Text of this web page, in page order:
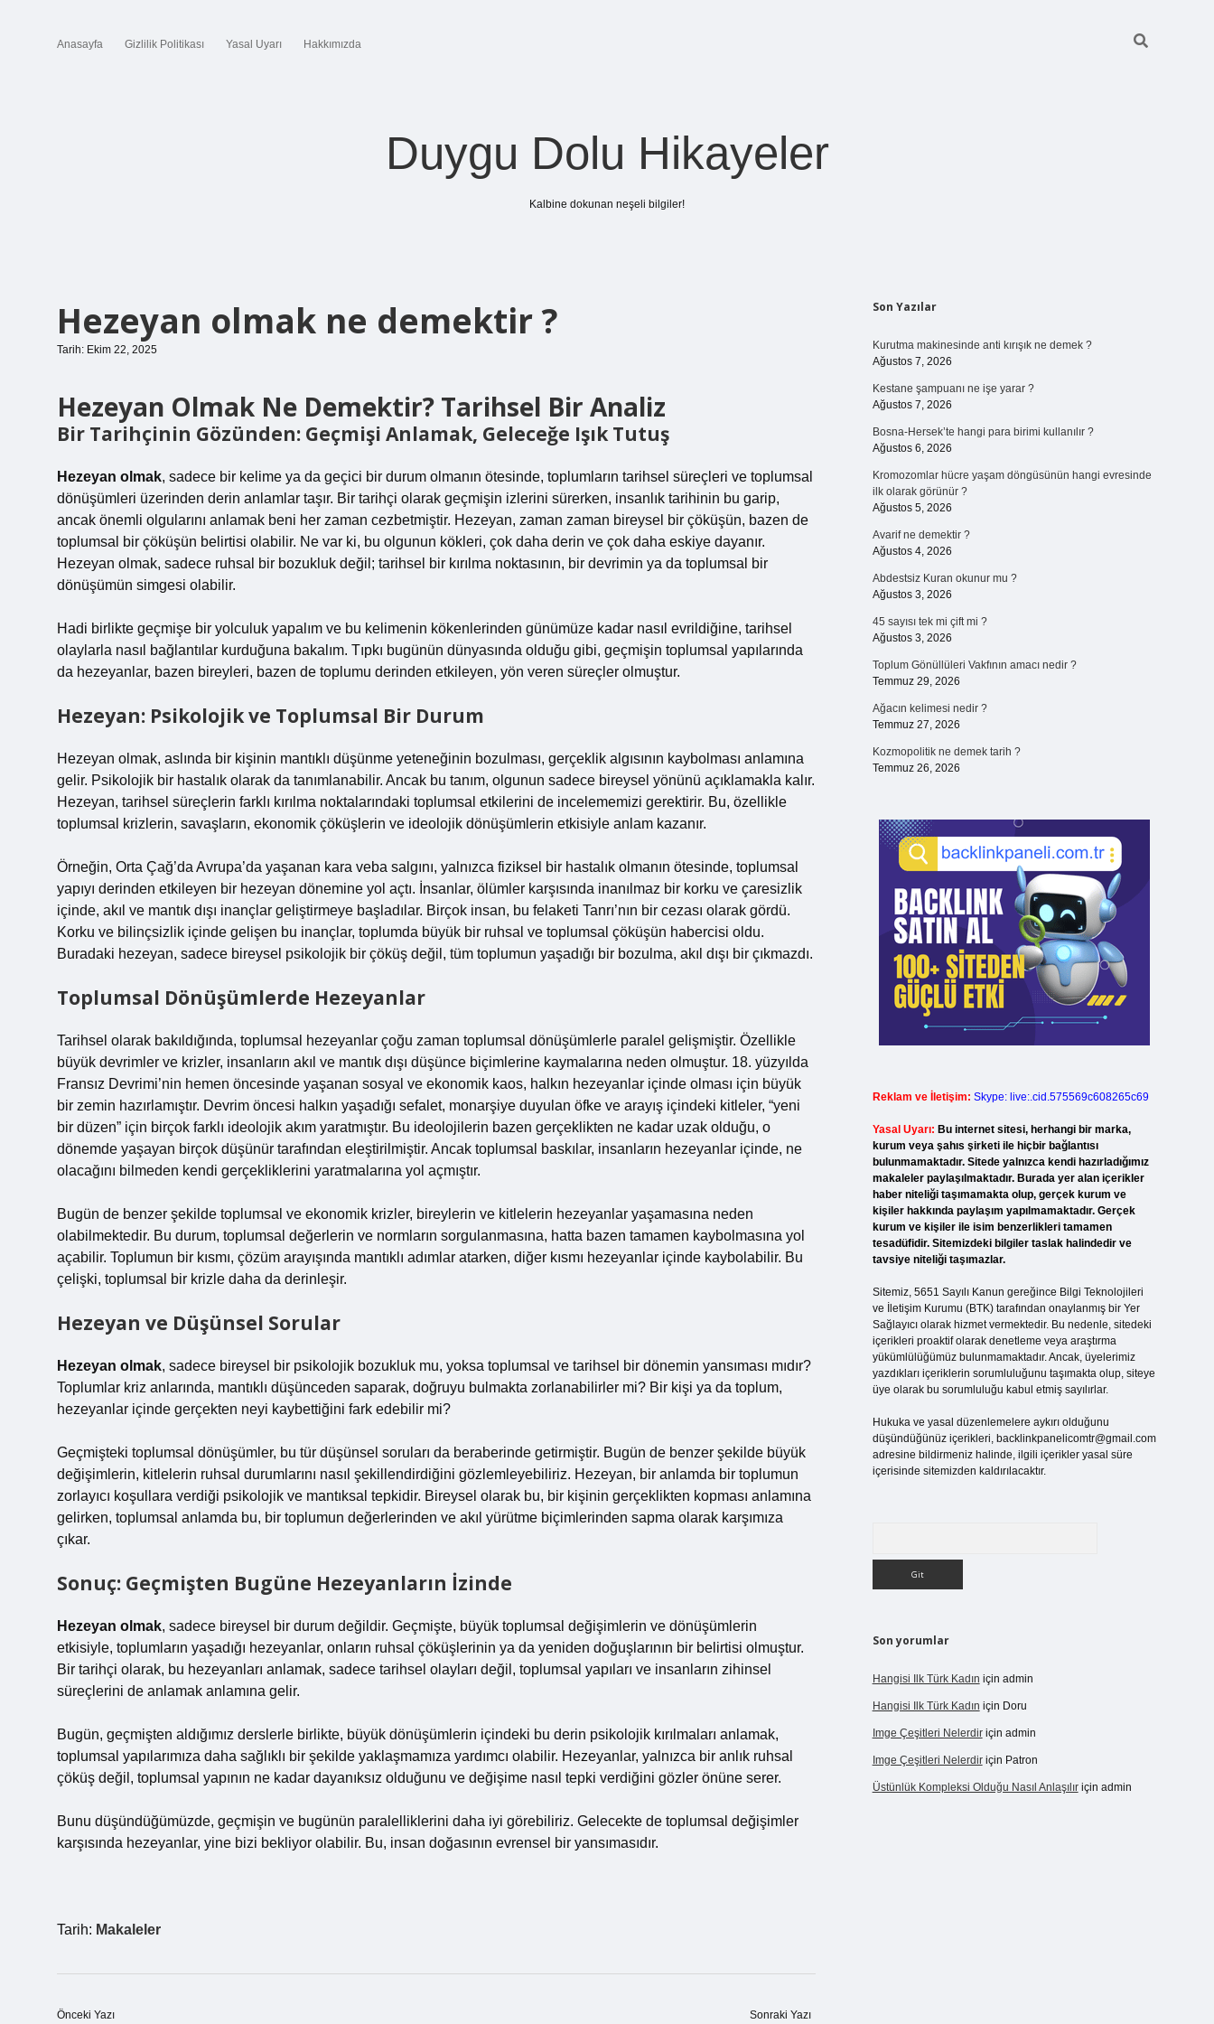
Anasayfa Gizlilik Politikası Yasal Uyarı Hakkımızda
Duygu Dolu Hikayeler
Kalbine dokunan neşeli bilgiler!
Hezeyan olmak ne demektir ?
Tarih: Ekim 22, 2025
Hezeyan Olmak Ne Demektir? Tarihsel Bir Analiz
Bir Tarihçinin Gözünden: Geçmişi Anlamak, Geleceğe Işık Tutuş
Hezeyan olmak, sadece bir kelime ya da geçici bir durum olmanın ötesinde, toplumların tarihsel süreçleri ve toplumsal
dönüşümleri üzerinden derin anlamlar taşır. Bir tarihçi olarak geçmişin izlerini sürerken, insanlık tarihinin bu garip,
ancak önemli olgularını anlamak beni her zaman cezbetmiştir. Hezeyan, zaman zaman bireysel bir çöküşün, bazen de
toplumsal bir çöküşün belirtisi olabilir. Ne var ki, bu olgunun kökleri, çok daha derin ve çok daha eskiye dayanır.
Hezeyan olmak, sadece ruhsal bir bozukluk değil; tarihsel bir kırılma noktasının, bir devrimin ya da toplumsal bir
dönüşümün simgesi olabilir.
Hadi birlikte geçmişe bir yolculuk yapalım ve bu kelimenin kökenlerinden günümüze kadar nasıl evrildiğine, tarihsel
olaylarla nasıl bağlantılar kurduğuna bakalım. Tıpkı bugünün dünyasında olduğu gibi, geçmişin toplumsal yapılarında
da hezeyanlar, bazen bireyleri, bazen de toplumu derinden etkileyen, yön veren süreçler olmuştur.
Hezeyan: Psikolojik ve Toplumsal Bir Durum
Hezeyan olmak, aslında bir kişinin mantıklı düşünme yeteneğinin bozulması, gerçeklik algısının kaybolması anlamına
gelir. Psikolojik bir hastalık olarak da tanımlanabilir. Ancak bu tanım, olgunun sadece bireysel yönünü açıklamakla kalır.
Hezeyan, tarihsel süreçlerin farklı kırılma noktalarındaki toplumsal etkilerini de incelememizi gerektirir. Bu, özellikle
toplumsal krizlerin, savaşların, ekonomik çöküşlerin ve ideolojik dönüşümlerin etkisiyle anlam kazanır.
Örneğin, Orta Çağ’da Avrupa’da yaşanan kara veba salgını, yalnızca fiziksel bir hastalık olmanın ötesinde, toplumsal
yapıyı derinden etkileyen bir hezeyan dönemine yol açtı. İnsanlar, ölümler karşısında inanılmaz bir korku ve çaresizlik
içinde, akıl ve mantık dışı inançlar geliştirmeye başladılar. Birçok insan, bu felaketi Tanrı’nın bir cezası olarak gördü.
Korku ve bilinçsizlik içinde gelişen bu inançlar, toplumda büyük bir ruhsal ve toplumsal çöküşün habercisi oldu.
Buradaki hezeyan, sadece bireysel psikolojik bir çöküş değil, tüm toplumun yaşadığı bir bozulma, akıl dışı bir çıkmazdı.
Toplumsal Dönüşümlerde Hezeyanlar
Tarihsel olarak bakıldığında, toplumsal hezeyanlar çoğu zaman toplumsal dönüşümlerle paralel gelişmiştir. Özellikle
büyük devrimler ve krizler, insanların akıl ve mantık dışı düşünce biçimlerine kaymalarına neden olmuştur. 18. yüzyılda
Fransız Devrimi’nin hemen öncesinde yaşanan sosyal ve ekonomik kaos, halkın hezeyanlar içinde olması için büyük
bir zemin hazırlamıştır. Devrim öncesi halkın yaşadığı sefalet, monarşiye duyulan öfke ve arayış içindeki kitleler, “yeni
bir düzen” için birçok farklı ideolojik akım yaratmıştır. Bu ideolojilerin bazen gerçeklikten ne kadar uzak olduğu, o
dönemde yaşayan birçok düşünür tarafından eleştirilmiştir. Ancak toplumsal baskılar, insanların hezeyanlar içinde, ne
olacağını bilmeden kendi gerçekliklerini yaratmalarına yol açmıştır.
Bugün de benzer şekilde toplumsal ve ekonomik krizler, bireylerin ve kitlelerin hezeyanlar yaşamasına neden
olabilmektedir. Bu durum, toplumsal değerlerin ve normların sorgulanmasına, hatta bazen tamamen kaybolmasına yol
açabilir. Toplumun bir kısmı, çözüm arayışında mantıklı adımlar atarken, diğer kısmı hezeyanlar içinde kaybolabilir. Bu
çelişki, toplumsal bir krizle daha da derinleşir.
Hezeyan ve Düşünsel Sorular
Hezeyan olmak, sadece bireysel bir psikolojik bozukluk mu, yoksa toplumsal ve tarihsel bir dönemin yansıması mıdır?
Toplumlar kriz anlarında, mantıklı düşünceden saparak, doğruyu bulmakta zorlanabilirler mi? Bir kişi ya da toplum,
hezeyanlar içinde gerçekten neyi kaybettiğini fark edebilir mi?
Geçmişteki toplumsal dönüşümler, bu tür düşünsel soruları da beraberinde getirmiştir. Bugün de benzer şekilde büyük
değişimlerin, kitlelerin ruhsal durumlarını nasıl şekillendirdiğini gözlemleyebiliriz. Hezeyan, bir anlamda bir toplumun
zorlayıcı koşullara verdiği psikolojik ve mantıksal tepkidir. Bireysel olarak bu, bir kişinin gerçeklikten kopması anlamına
gelirken, toplumsal anlamda bu, bir toplumun değerlerinden ve akıl yürütme biçimlerinden sapma olarak karşımıza
çıkar.
Sonuç: Geçmişten Bugüne Hezeyanların İzinde
Hezeyan olmak, sadece bireysel bir durum değildir. Geçmişte, büyük toplumsal değişimlerin ve dönüşümlerin
etkisiyle, toplumların yaşadığı hezeyanlar, onların ruhsal çöküşlerinin ya da yeniden doğuşlarının bir belirtisi olmuştur.
Bir tarihçi olarak, bu hezeyanları anlamak, sadece tarihsel olayları değil, toplumsal yapıları ve insanların zihinsel
süreçlerini de anlamak anlamına gelir.
Bugün, geçmişten aldığımız derslerle birlikte, büyük dönüşümlerin içindeki bu derin psikolojik kırılmaları anlamak,
toplumsal yapılarımıza daha sağlıklı bir şekilde yaklaşmamıza yardımcı olabilir. Hezeyanlar, yalnızca bir anlık ruhsal
çöküş değil, toplumsal yapının ne kadar dayanıksız olduğunu ve değişime nasıl tepki verdiğini gözler önüne serer.
Bunu düşündüğümüzde, geçmişin ve bugünün paralelliklerini daha iyi görebiliriz. Gelecekte de toplumsal değişimler
karşısında hezeyanlar, yine bizi bekliyor olabilir. Bu, insan doğasının evrensel bir yansımasıdır.
Tarih: Makaleler
Önceki Yazı Sonraki Yazı
Sidebar
Son Yazılar
Kurutma makinesinde anti kırışık ne demek ?
Ağustos 7, 2026
Kestane şampuanı ne işe yarar ?
Ağustos 7, 2026
Bosna-Hersek’te hangi para birimi kullanılır ?
Ağustos 6, 2026
Kromozomlar hücre yaşam döngüsünün hangi evresinde
ilk olarak görünür ?
Ağustos 5, 2026
Avarif ne demektir ?
Ağustos 4, 2026
Abdestsiz Kuran okunur mu ?
Ağustos 3, 2026
45 sayısı tek mi çift mi ?
Ağustos 3, 2026
Toplum Gönüllüleri Vakfının amacı nedir ?
Temmuz 29, 2026
Ağacın kelimesi nedir ?
Temmuz 27, 2026
Kozmopolitik ne demek tarih ?
Temmuz 26, 2026
Reklam ve İletişim: Skype: live:.cid.575569c608265c69
Yasal Uyarı: Bu internet sitesi, herhangi bir marka,
kurum veya şahıs şirketi ile hiçbir bağlantısı
bulunmamaktadır. Sitede yalnızca kendi hazırladığımız
makaleler paylaşılmaktadır. Burada yer alan içerikler
haber niteliği taşımamakta olup, gerçek kurum ve
kişiler hakkında paylaşım yapılmamaktadır. Gerçek
kurum ve kişiler ile isim benzerlikleri tamamen
tesadüfidir. Sitemizdeki bilgiler taslak halindedir ve
tavsiye niteliği taşımazlar.
Sitemiz, 5651 Sayılı Kanun gereğince Bilgi Teknolojileri
ve İletişim Kurumu (BTK) tarafından onaylanmış bir Yer
Sağlayıcı olarak hizmet vermektedir. Bu nedenle, sitedeki
içerikleri proaktif olarak denetleme veya araştırma
yükümlülüğümüz bulunmamaktadır. Ancak, üyelerimiz
yazdıkları içeriklerin sorumluluğunu taşımakta olup, siteye
üye olarak bu sorumluluğu kabul etmiş sayılırlar.
Hukuka ve yasal düzenlemelere aykırı olduğunu
düşündüğünüz içerikleri, backlinkpanelicomtr@gmail.com
adresine bildirmeniz halinde, ilgili içerikler yasal süre
içerisinde sitemizden kaldırılacaktır.
Son yorumlar
Hangisi Ilk Türk Kadın için admin
Hangisi Ilk Türk Kadın için Doru
Imge Çeşitleri Nelerdiriçin admin
Imge Çeşitleri Nelerdiriçin Patron
Üstünlük Kompleksi Olduğu Nasıl Anlaşılıriçin admin
ilbet giriş